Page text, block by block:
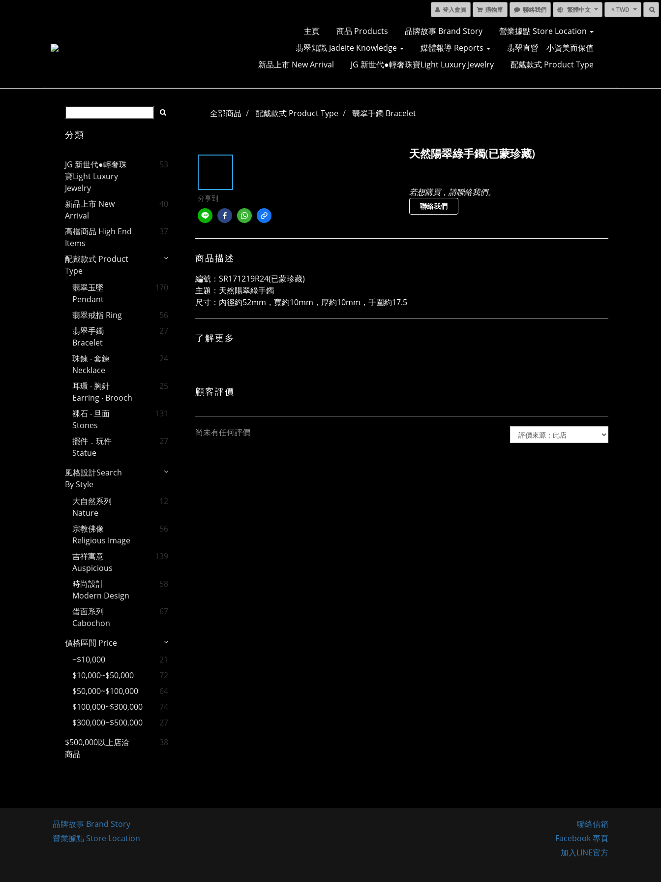
登入會員 購物車 聯絡我們 繁體中文 $ TWD
主頁 商品 Products 品牌故事 Brand Story
營業據點 Store Location
翡翠知識 Jadeite Knowledge
媒體報導 Reports
翡翠直營 小資美而保值
新品上市 New Arrival
JG 新世代●輕奢珠寶Light Luxury Jewelry 配戴款式 Product Type
分類
JG 新世代●輕奢珠
寶Light Luxury
Jewelry
53
新品上市 New
Arrival
40
高檔商品 High End
Items
37
配戴款式 Product
Type
翡翠玉墜
Pendant
170
翡翠戒指 Ring
56
翡翠手鐲
Bracelet
27
珠鍊 ‧ 套鍊
Necklace
24
耳環 ‧ 胸針
Earring ‧ Brooch
25
裸石 ‧ 旦面
Stones
131
擺件．玩件
Statue
27
風格設計Search
By Style
大自然系列
Nature
12
宗教佛像
Religious Image
56
吉祥寓意
Auspicious
139
時尚設計
Modern Design
58
蛋面系列
Cabochon
67
價格區間 Price
~$10,000
21
$10,000~$50,000
72
$50,000~$100,000
64
$100,000~$300,000
74
$300,000~$500,000
27
$500,000以上店洽
商品
38
全部商品 配戴款式 Product Type 翡翠手鐲 Bracelet
分享到
天然陽翠綠手鐲(已蒙珍藏)
若想購買，請聯絡我們。
聯絡我們
商品描述
編號：SR171219R24(已蒙珍藏)
主題：天然陽翠綠手鐲
尺寸：內徑約52mm，寬約10mm，厚約10mm，手圍約17.5
了解更多
顧客評價
尚未有任何評價
品牌故事 Brand Story
營業據點 Store Location
聯絡信箱
Facebook 專頁
加入LINE官方